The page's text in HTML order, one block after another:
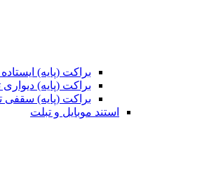
براکت (پایه)
براکت (پایه) دیواری
براکت (پایه) سقفی
استند موبایل و تبلت